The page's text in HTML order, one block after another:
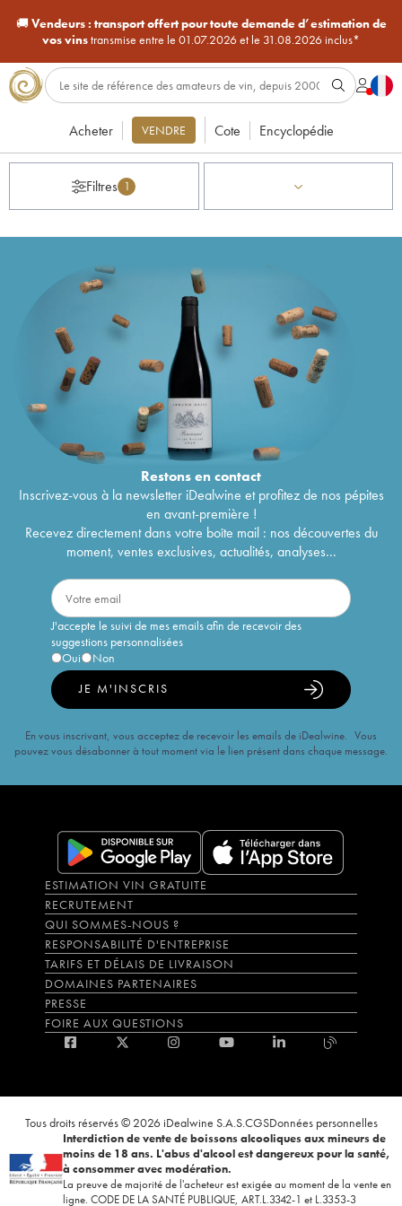
🚚Vendeurs : transport offert pour toute demande d’estimation de
vos vinstransmise entre le 01.07.2026 et le 31.08.2026 inclus*
Acheter VENDRE Cote Encyclopédie
Filtres 1
Restons encontact
Inscrivez-vous à la newsletter iDealwine et profitez de nos pépites
en avant-première !
Recevez directement dans votre boîte mail : nos découvertes du
moment, ventes exclusives, actualités, analyses...
J'accepte le suivi de mes emails afin de recevoir des
suggestions personnalisées
Oui
Non
JE M'INSCRIS
En vous inscrivant, vous acceptez de recevoir les emails de iDealwine. Vous
pouvez vous désabonner à tout moment via le lien présent dans chaque message.
ESTIMATION VIN GRATUITE
RECRUTEMENT
QUI SOMMES-NOUS ?
RESPONSABILITÉ D'ENTREPRISE
TARIFS ET DÉLAIS DE LIVRAISON
DOMAINES PARTENAIRES
PRESSE
FOIRE AUX QUESTIONS
Tous droits réservés © 2026 iDealwine S.A.S.CGSDonnées personnelles
Interdiction de vente de boissons alcooliques aux mineurs de
moins de 18 ans. L'abus d'alcool est dangereux pour la santé,
à consommer avec modération.
La preuve de majorité de l'acheteur est exigée au moment de la vente en
ligne. CODE DE LA SANTÉ PUBLIQUE, ART.L.3342-1 et L.3353-3